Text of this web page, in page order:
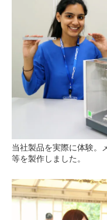
当社製品を実際に体験。
等を製作しました。